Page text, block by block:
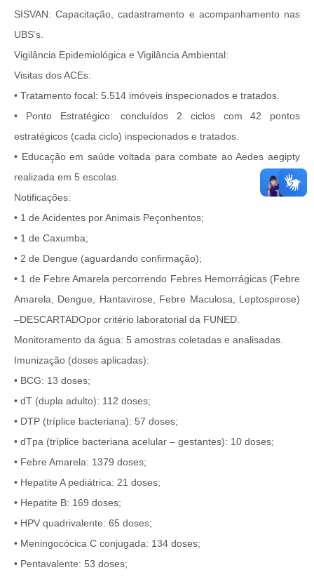
SISVAN: Capacitação, cadastramento e acompanhamento nas
UBS’s.
Vigilância Epidemiológica e Vigilância Ambiental:
Visitas dos ACEs:
• Tratamento focal: 5.514 imóveis inspecionados e tratados.
• Ponto Estratégico: concluídos 2 ciclos com 42 pontos
estratégicos (cada ciclo) inspecionados e tratados.
• Educação em saúde voltada para combate ao Aedes aegipty
realizada em 5 escolas.
Notificações:
• 1 de Acidentes por Animais Peçonhentos;
• 1 de Caxumba;
• 2 de Dengue (aguardando confirmação);
• 1 de Febre Amarela percorrendo Febres Hemorrágicas (Febre
Amarela, Dengue, Hantavirose, Febre Maculosa, Leptospirose)
–DESCARTADOpor critério laboratorial da FUNED.
Monitoramento da água: 5 amostras coletadas e analisadas.
Imunização (doses aplicadas):
• BCG: 13 doses;
• dT (dupla adulto): 112 doses;
• DTP (tríplice bacteriana): 57 doses;
• dTpa (tríplice bacteriana acelular – gestantes): 10 doses;
• Febre Amarela: 1379 doses;
• Hepatite A pediátrica: 21 doses;
• Hepatite B: 169 doses;
• HPV quadrivalente: 65 doses;
• Meningocócica C conjugada: 134 doses;
• Pentavalente: 53 doses;